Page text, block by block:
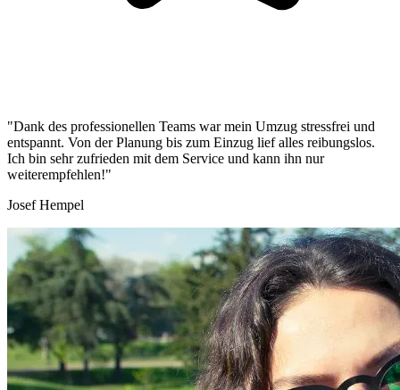
"Dank des professionellen Teams war mein Umzug stressfrei und
entspannt. Von der Planung bis zum Einzug lief alles reibungslos.
Ich bin sehr zufrieden mit dem Service und kann ihn nur
weiterempfehlen!"
Josef Hempel